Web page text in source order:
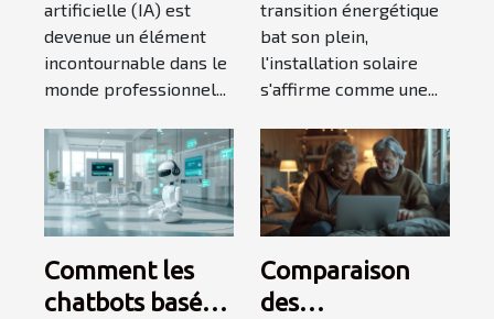
transformer
votre carrière
artificielle (IA) est
devenue un élément
incontournable dans le
monde professionnel...
solaire selon vos
besoins
transition énergétique
bat son plein,
l'installation solaire
s'affirme comme une...
Comment les
chatbots basés
Comparaison
des